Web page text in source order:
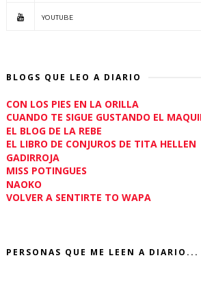
YOUTUBE
BLOGS QUE LEO A DIARIO
CON LOS PIES EN LA ORILLA
CUANDO TE SIGUE GUSTANDO EL
EL BLOG DE LA REBE
EL LIBRO DE CONJUROS DE TITA HELLEN
GADIRROJA
MISS POTINGUES
NAOKO
VOLVER A SENTIRTE TO WAPA
PERSONAS QUE ME LEEN A DIARIO...